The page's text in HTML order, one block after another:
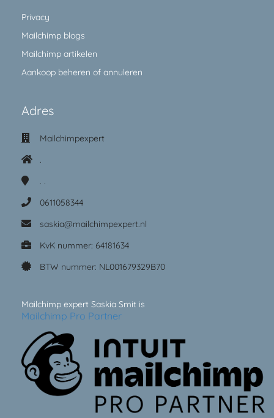
Privacy
Mailchimp blogs
Mailchimp artikelen
Aankoop beheren of annuleren
Adres
Mailchimpexpert
.
. .
0611058344
saskia@mailchimpexpert.nl
KvK nummer: 64181634
BTW nummer: NL001679329B70
Mailchimp expert Saskia Smit is
Mailchimp Pro Partner